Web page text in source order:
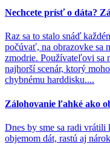
Nechcete prísť o dáta?
Raz sa to stalo snáď
počúvať, na obrazovke sa
zmodrie. Používateľovi sa
najhorší scenár, ktorý
chybnému harddisku....
Zálohovanie ľahké ako
Dnes by sme sa radi vrátili
objemom dát, rastú aj